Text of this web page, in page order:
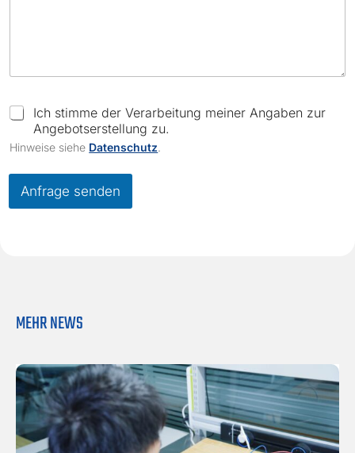
u
r
z
b
e
g
m
e
*
C
e
c
k
Ich stimme der Verarbeitung meiner Angaben zur
Angebotserstellung zu.
Hinweise siehe Datenschutz
Anfrage senden
MEHR NEWS